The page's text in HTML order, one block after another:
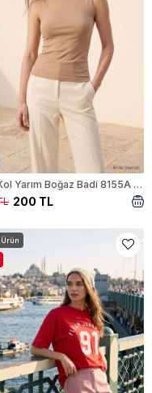
Sıfır Kol Yarım Boğaz Badi 8155A Vizon
200 TL